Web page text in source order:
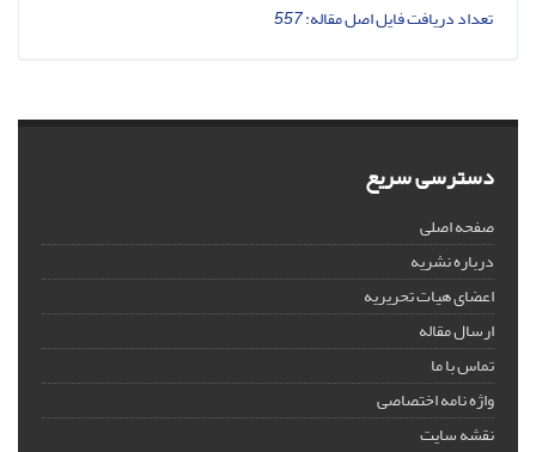
تعداد دریافت فایل اصل مقاله:557
دسترسی سریع
صفحه اصلی
درباره نشریه
اعضای هیات تحریریه
ارسال مقاله
تماس با ما
واژه نامه اختصاصی
نقشه سایت